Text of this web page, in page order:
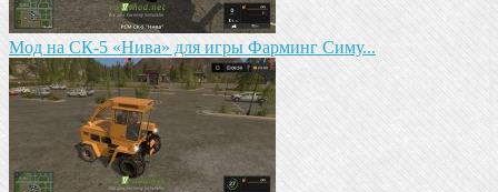
Mод на СК-5 «Нива» для игры Фарминг Симу...